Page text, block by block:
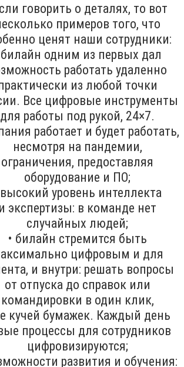
говорить о деталях, то вот
примеров того, что
ценят наши сотрудники:
билайн одним из первых дал
работать удаленно
из любой точки
Все цифровые инструменты
для работы под рукой, 24×7.
работает и будет работать,
несмотря на пандемии,
ограничения, предоставляя
оборудование и ПО;
высокий уровень интеллекта
и экспертизы: в команде нет
случайных людей;
• билайн стремится быть
цифровым и для
и внутри: решать вопросы
от отпуска до справок или
командировки в один клик,
кучей бумажек. Каждый день
процессы для сотрудников
цифровизируются;
развития и обучения: